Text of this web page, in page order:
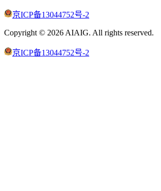
京ICP备13044752号-2
Copyright © 2026 AIAIG. All rights reserved.
京ICP备13044752号-2